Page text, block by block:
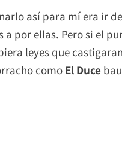
así para mí era ir
por ellas. Pero si el
leyes que
como El Duce